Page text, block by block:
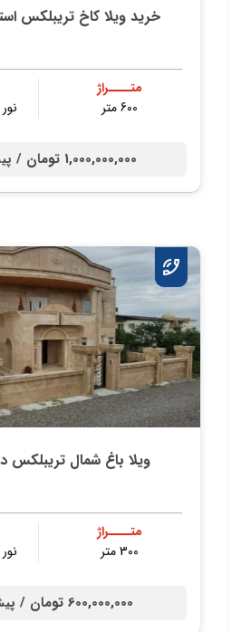
خرید ویلا کاخ تریبلکس
متــــراژ
600 متر
1,000,000,000 تومان /
ویلا باغ شمال تریبلکس
متــــراژ
300 متر
600,000,000 تومان /